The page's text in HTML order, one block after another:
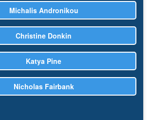
Michalis Andronikou
Christine Donkin
Katya Pine
Nicholas Fairbank